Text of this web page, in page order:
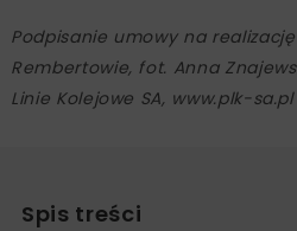
Podpisanie umowy na
Rembertowie, fot. Anna
Linie Kolejowe SA, www.plk-sa.pl
Spis treści